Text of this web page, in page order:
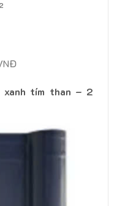
xanh tím than – 2